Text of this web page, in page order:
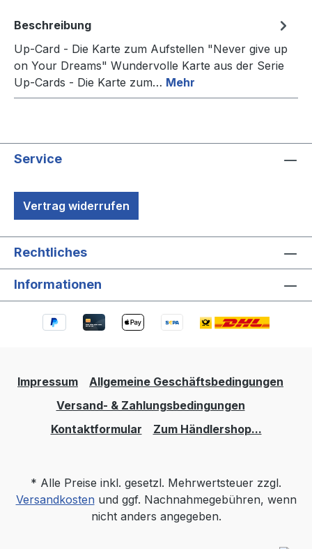
Beschreibung
Up-Card - Die Karte zum Aufstellen "Never give up
on Your Dreams" Wundervolle Karte aus der Serie
Up-Cards - Die Karte zum… Mehr
Service
Vertrag widerrufen
Rechtliches
Informationen
Impressum
Allgemeine Geschäftsbedingungen
Versand- & Zahlungsbedingungen
Kontaktformular
Zum Händlershop...
* Alle Preise inkl. gesetzl. Mehrwertsteuer zzgl.
Versandkostenund ggf. Nachnahmegebühren, wenn
nicht anders angegeben.